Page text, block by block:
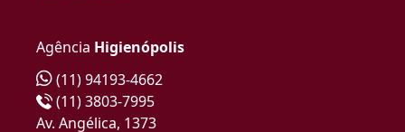
Agência Higienópolis
(11) 94193-4662
(11) 3803-7995
Av. Angélica, 1373